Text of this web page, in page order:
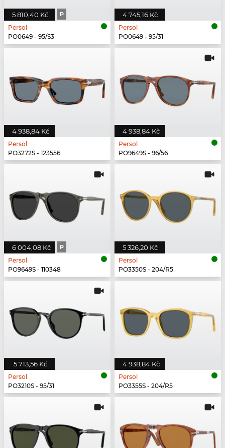
5 810,40 Kč P
Persol
PO0649 - 95/S3
4 745,16 Kč
Persol
PO0649 - 95/31
4 938,84 Kč
Persol
PO3272S - 123556
4 938,84 Kč
Persol
PO9649S - 96/56
6 004,08 Kč P
Persol
PO9649S - 110348
5 326,20 Kč
Persol
PO3350S - 204/R5
5 713,56 Kč
Persol
PO3210S - 95/31
4 938,84 Kč
Persol
PO3355S - 204/R5